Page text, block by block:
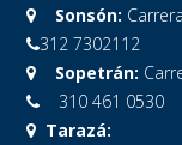
Sonsón:
312 7302112
Sopetrán:
310 461 0530
Tarazá: